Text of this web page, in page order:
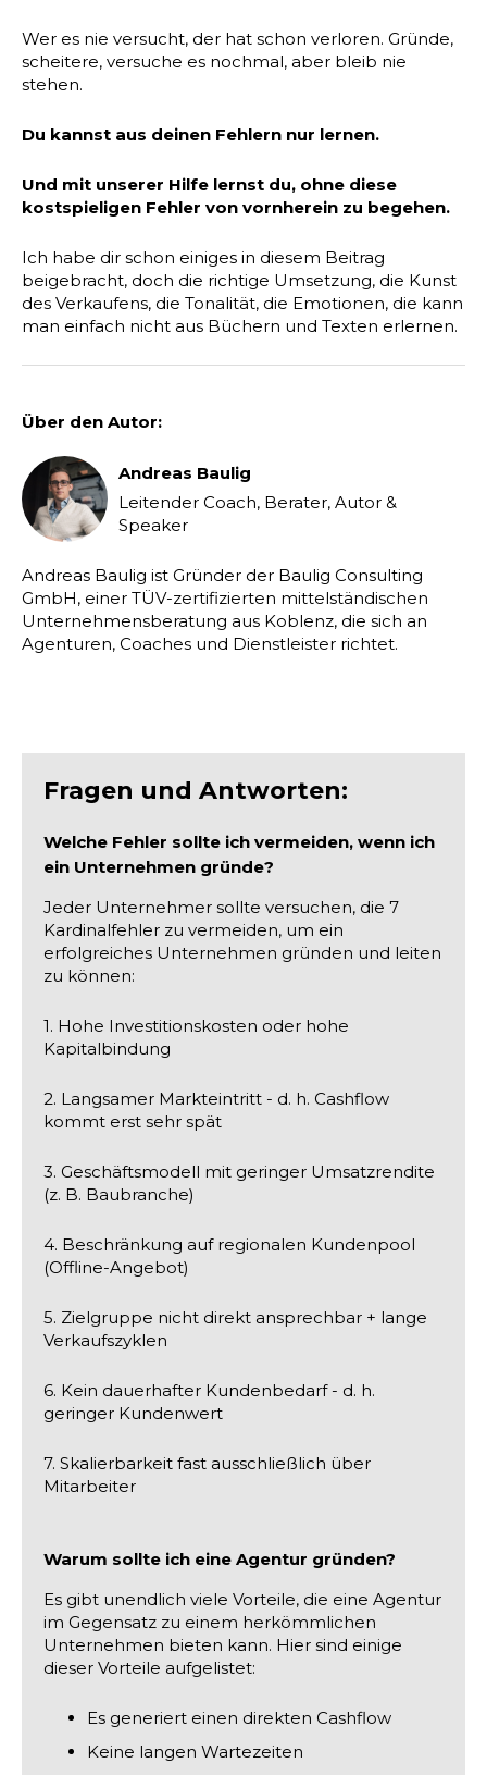
Über den Autor:
Andreas Baulig
Leitender Coach, Berater, Autor &
Speaker
Andreas Baulig ist Gründer der Baulig Consulting
GmbH, einer TÜV-zertifizierten mittelständischen
Unternehmensberatung aus Koblenz, die sich an
Agenturen, Coaches und Dienstleister richtet.
Wer es nie versucht, der hat schon verloren. Gründe,
scheitere, versuche es nochmal, aber bleib nie
stehen.
Du kannst aus deinen Fehlern nur lernen.
Und mit unserer Hilfe lernst du, ohne diese
kostspieligen Fehler von vornherein zu begehen.
Ich habe dir schon einiges in diesem Beitrag
beigebracht, doch die richtige Umsetzung, die Kunst
des Verkaufens, die Tonalität, die Emotionen, die kann
man einfach nicht aus Büchern und Texten erlernen.
Fragen und Antworten:
Welche Fehler sollte ich vermeiden, wenn ich
ein Unternehmen gründe?
Jeder Unternehmer sollte versuchen, die 7
Kardinalfehler zu vermeiden, um ein
erfolgreiches Unternehmen gründen und leiten
zu können:
1. Hohe Investitionskosten oder hohe
Kapitalbindung
2. Langsamer Markteintritt - d. h. Cashflow
kommt erst sehr spät
3. Geschäftsmodell mit geringer Umsatzrendite
(z. B. Baubranche)
4. Beschränkung auf regionalen Kundenpool
(Offline-Angebot)
5. Zielgruppe nicht direkt ansprechbar + lange
Verkaufszyklen
6. Kein dauerhafter Kundenbedarf - d. h.
geringer Kundenwert
7. Skalierbarkeit fast ausschließlich über
Mitarbeiter
Warum sollte ich eine Agentur gründen?
Es gibt unendlich viele Vorteile, die eine Agentur
im Gegensatz zu einem herkömmlichen
Unternehmen bieten kann. Hier sind einige
dieser Vorteile aufgelistet:
Es generiert einen direkten Cashflow
Keine langen Wartezeiten